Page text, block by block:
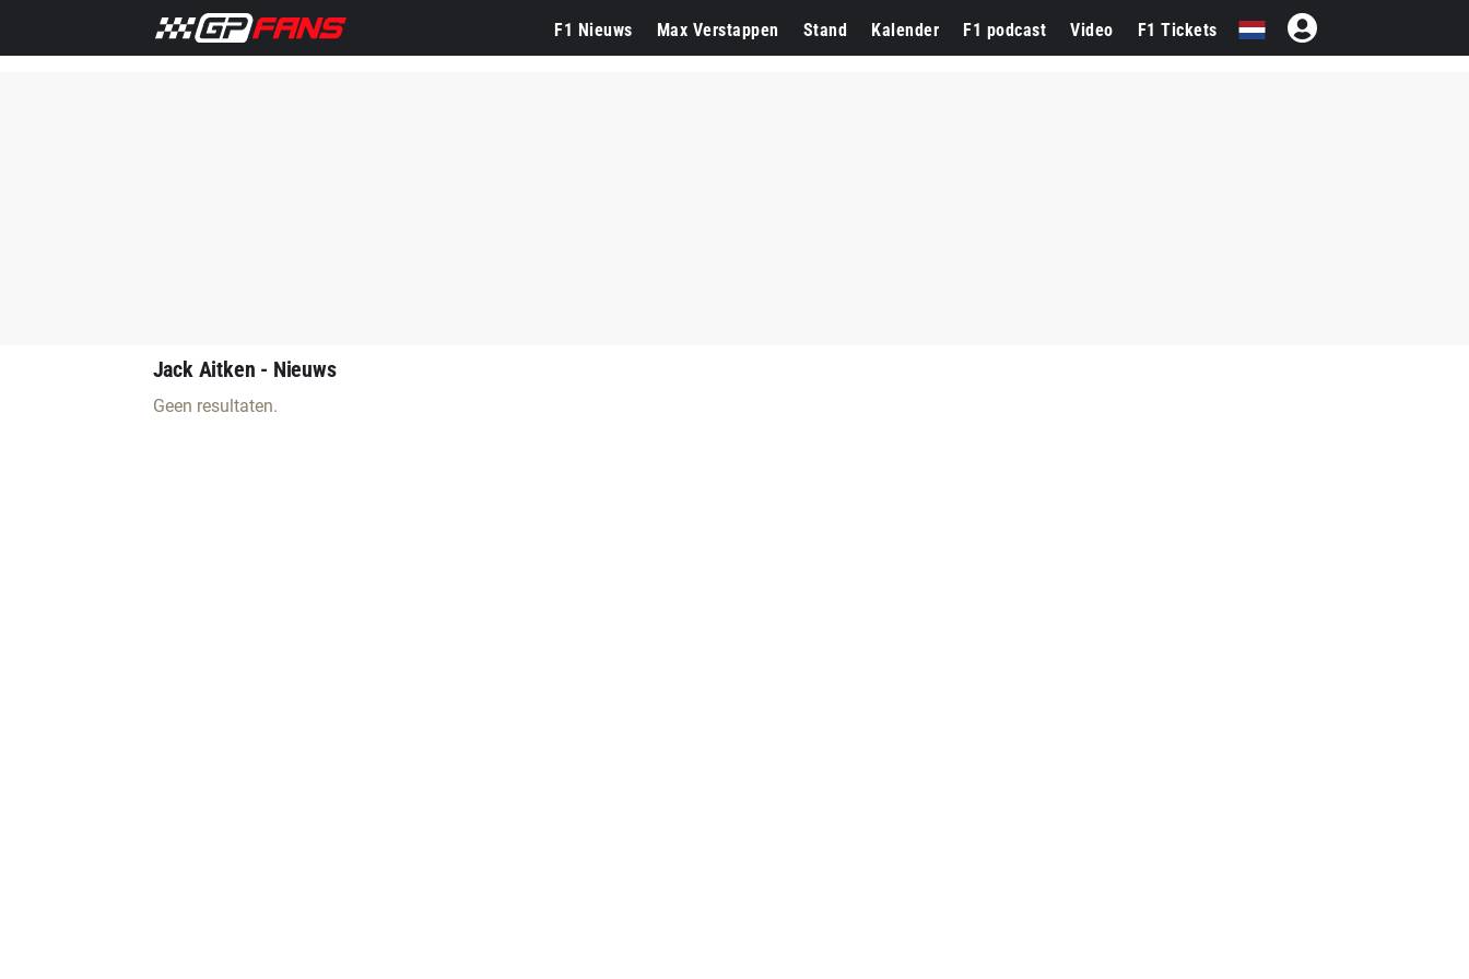
F1 Nieuws Max Verstappen Stand Kalender F1 podcast Video F1 Tickets
F1 Nieuws Max Verstappen Red Bull Racing
Jack Aitken - Nieuws
Geen resultaten.